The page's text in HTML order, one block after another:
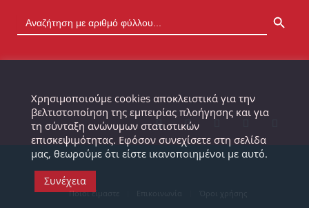
Ποιοι είμαστε
Χρησιμοποιούμε cookies αποκλειστικά για την
βελτιστοποίηση της εμπειρίας πλοήγησης και για
τη σύνταξη ανώνυμων στατιστικών
επισκεψιμότητας. Εφόσον συνεχίσετε στη σελίδα
μας, θεωρούμε ότι είστε ικανοποιημένοι με αυτό.
Συνέχεια